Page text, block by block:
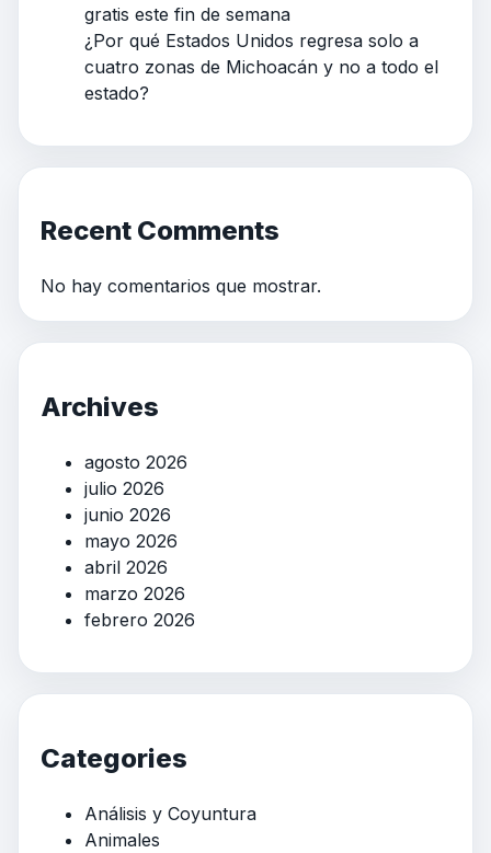
gratis este fin de semana
¿Por qué Estados Unidos regresa solo a
cuatro zonas de Michoacán y no a todo el
estado?
Recent Comments
No hay comentarios que mostrar.
Archives
agosto 2026
julio 2026
junio 2026
mayo 2026
abril 2026
marzo 2026
febrero 2026
Categories
Análisis y Coyuntura
Animales